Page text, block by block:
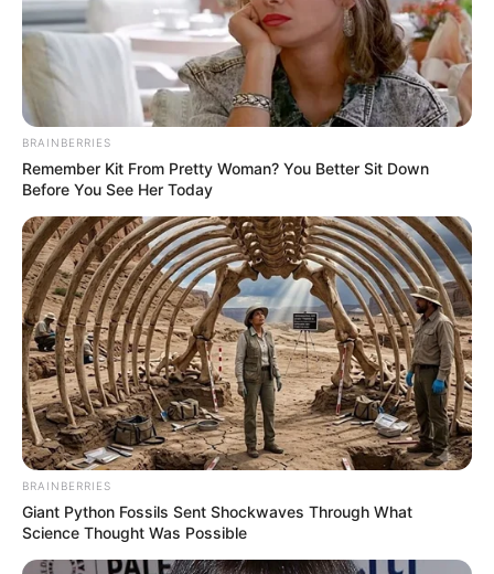
BRAINBERRIES
Remember Kit From Pretty Woman? You Better Sit Down
Before You See Her Today
BRAINBERRIES
Giant Python Fossils Sent Shockwaves Through What
Science Thought Was Possible